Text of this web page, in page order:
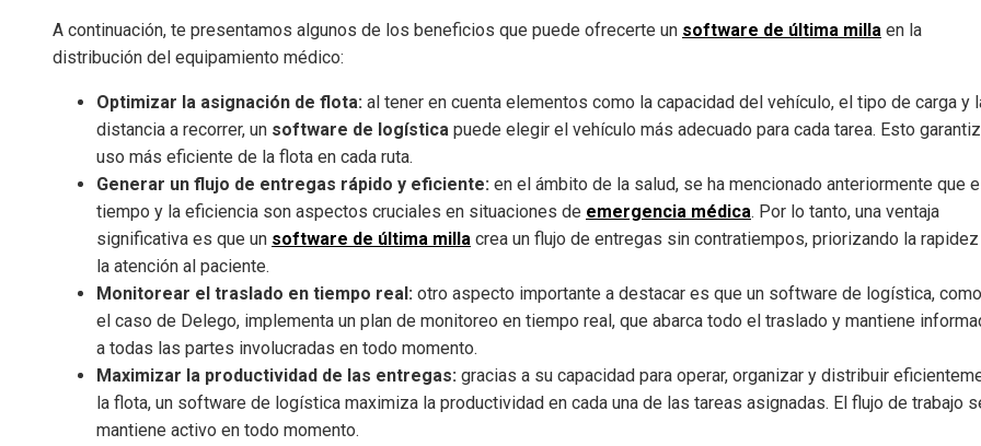
A continuación, te presentamos algunos de los beneficios que puede ofrecerte un software de última milla en la
distribución del equipamiento médico:
Optimizar la asignación de flota: al tener en cuenta elementos como la capacidad del vehículo, el tipo de carga y
distancia a recorrer, un software de logística puede elegir el vehículo más adecuado para cada tarea. Esto
uso más eficiente de la flota en cada ruta.
Generar un flujo de entregas rápido y eficiente: en el ámbito de la salud, se ha mencionado anteriormente que
tiempo y la eficiencia son aspectos cruciales en situaciones de emergencia médica. Por lo tanto, una ventaja
significativa es que un software de última milla crea un flujo de entregas sin contratiempos, priorizando la
la atención al paciente.
Monitorear el traslado en tiempo real: otro aspecto importante a destacar es que un software de logística,
el caso de Delego, implementa un plan de monitoreo en tiempo real, que abarca todo el traslado y mantiene
a todas las partes involucradas en todo momento.
Maximizar la productividad de las entregas: gracias a su capacidad para operar, organizar y distribuir
la flota, un software de logística maximiza la productividad en cada una de las tareas asignadas. El flujo de trabajo
mantiene activo en todo momento.